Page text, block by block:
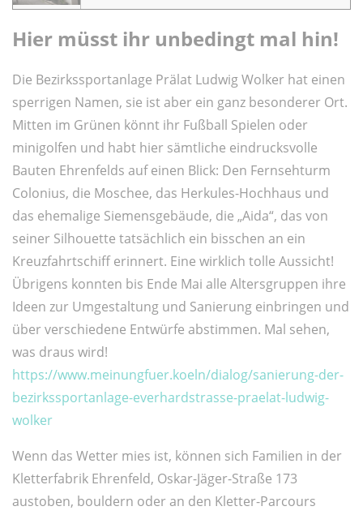
Hier müsst ihr unbedingt mal hin!
Die Bezirkssportanlage Prälat Ludwig Wolker hat einen
sperrigen Namen, sie ist aber ein ganz besonderer Ort.
Mitten im Grünen könnt ihr Fußball Spielen oder
minigolfen und habt hier sämtliche eindrucksvolle
Bauten Ehrenfelds auf einen Blick: Den Fernsehturm
Colonius, die Moschee, das Herkules-Hochhaus und
das ehemalige Siemensgebäude, die „Aida“, das von
seiner Silhouette tatsächlich ein bisschen an ein
Kreuzfahrtschiff erinnert. Eine wirklich tolle Aussicht!
Übrigens konnten bis Ende Mai alle Altersgruppen ihre
Ideen zur Umgestaltung und Sanierung einbringen und
über verschiedene Entwürfe abstimmen. Mal sehen,
was draus wird!
https://www.meinungfuer.koeln/dialog/sanierung-der-
bezirkssportanlage-everhardstrasse-praelat-ludwig-
wolker
Wenn das Wetter mies ist, können sich Familien in der
Kletterfabrik Ehrenfeld, Oskar-Jäger-Straße 173
austoben, bouldern oder an den Kletter-Parcours